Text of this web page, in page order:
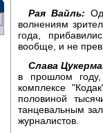
Рая Вайль:
волнениям
года,
вообще, и не
Слава
в прошлом
комплексе
половиной
танцевальным
журналистов.